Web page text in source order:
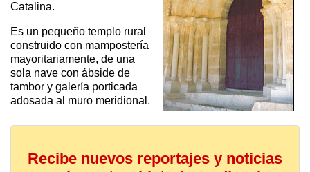
Catalina.
Es un pequeño templo rural
construido con mampostería
mayoritariamente, de una
sola nave con ábside de
tambor y galería porticada
adosada al muro meridional.
Recibe nuevos reportajes y noticias